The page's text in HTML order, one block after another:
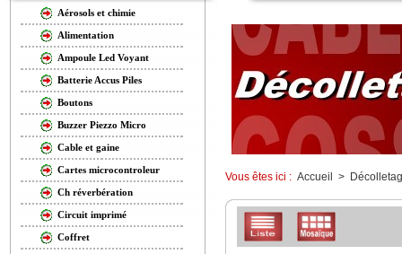
Aérosols et chimie
Alimentation
Ampoule Led Voyant
Batterie Accus Piles
Boutons
Buzzer Piezzo Micro
Cable et gaine
Cartes microcontroleur
Ch réverbération
Circuit imprimé
Coffret
Vous êtes ici : Accueil >